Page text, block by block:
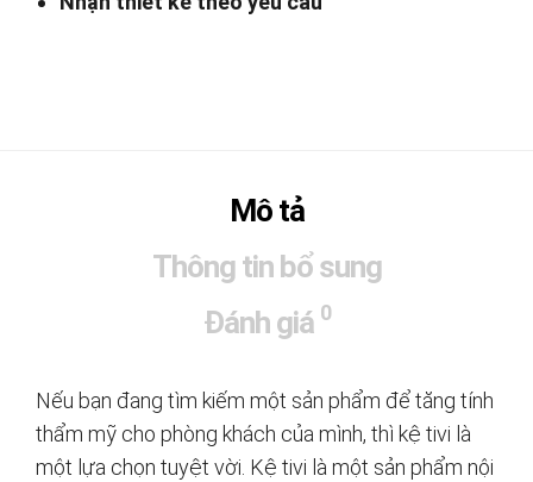
Mô tả
Thông tin bổ sung
Đánh giá 0
Nếu bạn đang tìm kiếm một sản phẩm để tăng tính
thẩm mỹ cho phòng khách của mình, thì kệ tivi là
một lựa chọn tuyệt vời. Kệ tivi là một sản phẩm nội